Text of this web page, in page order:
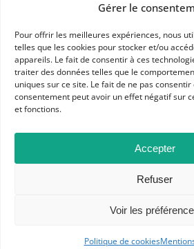
Gérer le
Pour offrir les meilleures expériences, nous
telles que les cookies pour stocker et/ou
appareils. Le fait de consentir à ces
traiter des données telles que le
uniques sur ce site. Le fait de ne pas
consentement peut avoir un effet négatif sur
et fonctions.
Accepter
Refuser
Voir les
Politique de cookies
Association des professeurs
+ 33 0(1) 42 33
BP 6541 – 75065 Paris